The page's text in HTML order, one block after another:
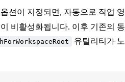
옵션이 지정되면, 자동으로 작업
비활성화됩니다. 이후 기존의
유틸리티가